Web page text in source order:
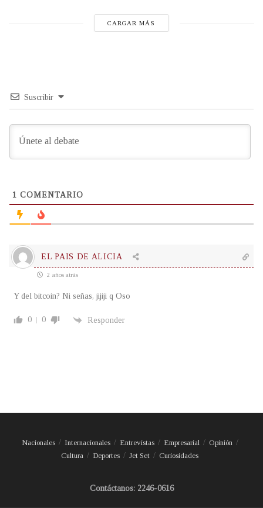
CARGAR MÁS
Suscribir
1 COMENTARIO
EL PAIS DE ALICIA
2 años atrás
Y del bitcoin? Ni señas, jijiji q Oso
0 0 Responder
Nacionales Internacionales Entrevistas Empresarial
Opinión
Cultura
Deportes Jet Set Curiosidades
Contáctanos: 2246-0616